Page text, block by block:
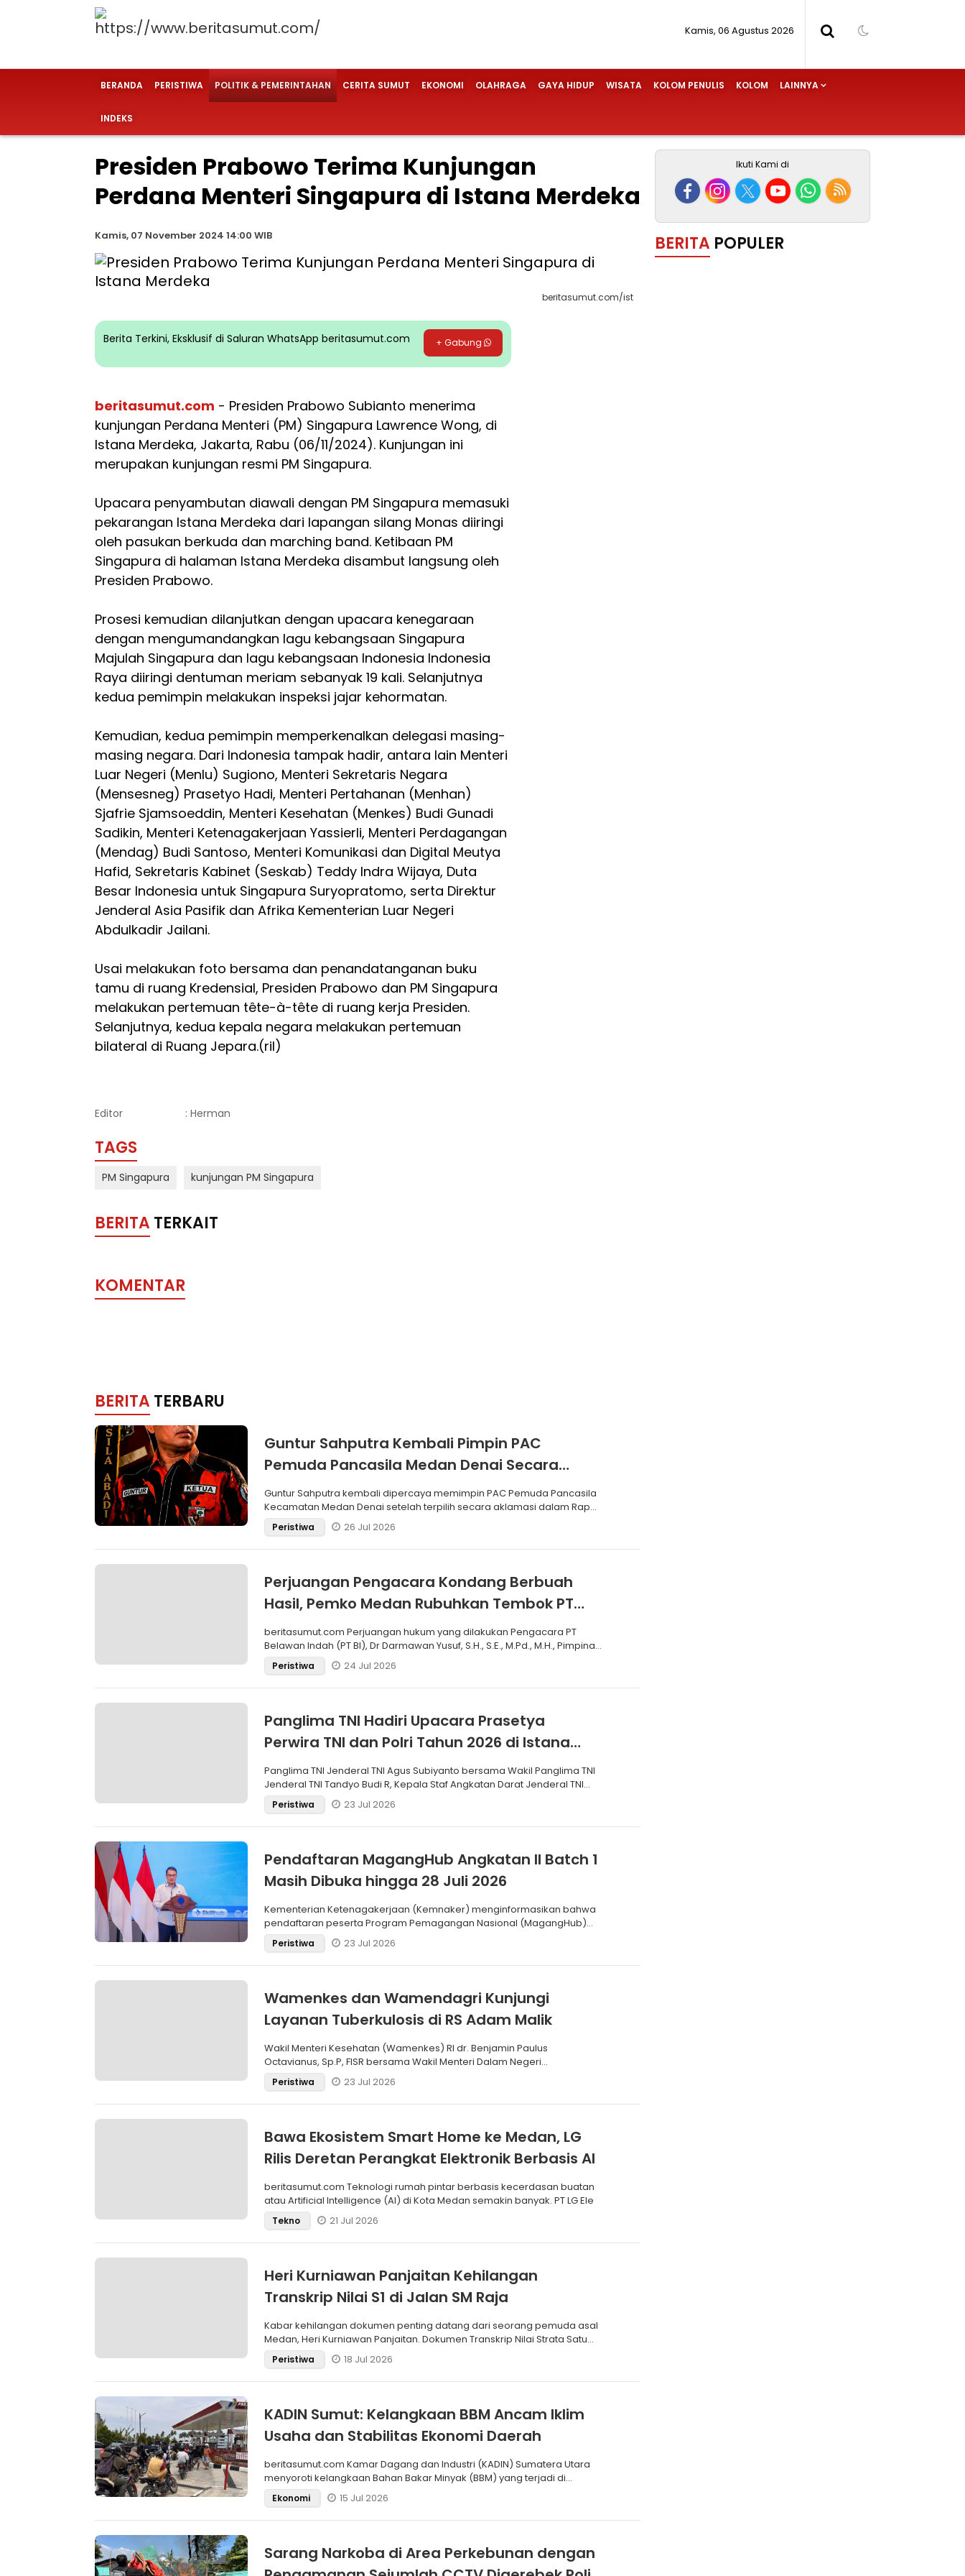
Kamis, 06 Agustus 2026
BERANDA PERISTIWA POLITIK & PEMERINTAHAN CERITA SUMUT EKONOMI OLAHRAGA GAYA HIDUP WISATA KOLOM PENULIS KOLOM LAINNYA
INDEKS
Presiden Prabowo Terima Kunjungan
Perdana Menteri Singapura di Istana Merdeka
Kamis, 07 November 2024 14:00 WIB
beritasumut.com/ist
Berita Terkini, Eksklusif di Saluran WhatsApp beritasumut.com + Gabung
beritasumut.com - Presiden Prabowo Subianto menerima
kunjungan Perdana Menteri (PM) Singapura Lawrence Wong, di
Istana Merdeka, Jakarta, Rabu (06/11/2024). Kunjungan ini
merupakan kunjungan resmi PM Singapura.
Upacara penyambutan diawali dengan PM Singapura memasuki
pekarangan Istana Merdeka dari lapangan silang Monas diiringi
oleh pasukan berkuda dan marching band. Ketibaan PM
Singapura di halaman Istana Merdeka disambut langsung oleh
Presiden Prabowo.
Prosesi kemudian dilanjutkan dengan upacara kenegaraan
dengan mengumandangkan lagu kebangsaan Singapura
Majulah Singapura dan lagu kebangsaan Indonesia Indonesia
Raya diiringi dentuman meriam sebanyak 19 kali. Selanjutnya
kedua pemimpin melakukan inspeksi jajar kehormatan.
Kemudian, kedua pemimpin memperkenalkan delegasi masing-
masing negara. Dari Indonesia tampak hadir, antara lain Menteri
Luar Negeri (Menlu) Sugiono, Menteri Sekretaris Negara
(Mensesneg) Prasetyo Hadi, Menteri Pertahanan (Menhan)
Sjafrie Sjamsoeddin, Menteri Kesehatan (Menkes) Budi Gunadi
Sadikin, Menteri Ketenagakerjaan Yassierli, Menteri Perdagangan
(Mendag) Budi Santoso, Menteri Komunikasi dan Digital Meutya
Hafid, Sekretaris Kabinet (Seskab) Teddy Indra Wijaya, Duta
Besar Indonesia untuk Singapura Suryopratomo, serta Direktur
Jenderal Asia Pasifik dan Afrika Kementerian Luar Negeri
Abdulkadir Jailani.
Usai melakukan foto bersama dan penandatanganan buku
tamu di ruang Kredensial, Presiden Prabowo dan PM Singapura
melakukan pertemuan tête-à-tête di ruang kerja Presiden.
Selanjutnya, kedua kepala negara melakukan pertemuan
bilateral di Ruang Jepara.(ril)
Editor : Herman
TAGS
PM Singapura kunjungan PM Singapura
BERITA TERKAIT
KOMENTAR
BERITA TERBARU
Guntur Sahputra Kembali Pimpin PAC
Pemuda Pancasila Medan Denai Secara
Aklamasi
Guntur Sahputra kembali dipercaya memimpin PAC Pemuda Pancasila
Kecamatan Medan Denai setelah terpilih secara aklamasi dalam Rapat
Pemilihan
Peristiwa 26 Jul 2026
Perjuangan Pengacara Kondang Berbuah
Hasil, Pemko Medan Rubuhkan Tembok PT
SBP
beritasumut.com Perjuangan hukum yang dilakukan Pengacara PT
Belawan Indah (PT BI), Dr Darmawan Yusuf, S.H., S.E., M.Pd., M.H., Pimpinan
LaPeristiwa 24 Jul 2026
Panglima TNI Hadiri Upacara Prasetya
Perwira TNI dan Polri Tahun 2026 di Istana
Negara
Panglima TNI Jenderal TNI Agus Subiyanto bersama Wakil Panglima TNI
Jenderal TNI Tandyo Budi R, Kepala Staf Angkatan Darat Jenderal TNI
Maru
Peristiwa 23 Jul 2026
Pendaftaran MagangHub Angkatan II Batch 1
Masih Dibuka hingga 28 Juli 2026
Kementerian Ketenagakerjaan (Kemnaker) menginformasikan bahwa
pendaftaran peserta Program Pemagangan Nasional (MagangHub)
Angkatan II Batch
Peristiwa 23 Jul 2026
Wamenkes dan Wamendagri Kunjungi
Layanan Tuberkulosis di RS Adam Malik
Wakil Menteri Kesehatan (Wamenkes) RI dr. Benjamin Paulus
Octavianus, Sp.P, FISR bersama Wakil Menteri Dalam Negeri
(Wamendagri) RI Dr. Akhm
Peristiwa 23 Jul 2026
Bawa Ekosistem Smart Home ke Medan, LG
Rilis Deretan Perangkat Elektronik Berbasis AI
beritasumut.com Teknologi rumah pintar berbasis kecerdasan buatan
atau Artificial Intelligence (AI) di Kota Medan semakin banyak. PT LG Ele
Tekno 21 Jul 2026
Heri Kurniawan Panjaitan Kehilangan
Transkrip Nilai S1 di Jalan SM Raja
Kabar kehilangan dokumen penting datang dari seorang pemuda asal
Medan, Heri Kurniawan Panjaitan. Dokumen Transkrip Nilai Strata Satu
(S1) m
Peristiwa 18 Jul 2026
KADIN Sumut: Kelangkaan BBM Ancam Iklim
Usaha dan Stabilitas Ekonomi Daerah
beritasumut.com Kamar Dagang dan Industri (KADIN) Sumatera Utara
menyoroti kelangkaan Bahan Bakar Minyak (BBM) yang terjadi di
sejumlah w
Ekonomi 15 Jul 2026
Sarang Narkoba di Area Perkebunan dengan
Ikuti Kami di
BERITA POPULER